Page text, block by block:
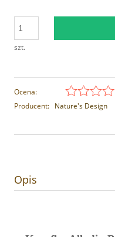
szt.
Ocena:
Producent: Nature's Design
Opis